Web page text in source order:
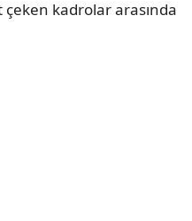
kadrolar arasında